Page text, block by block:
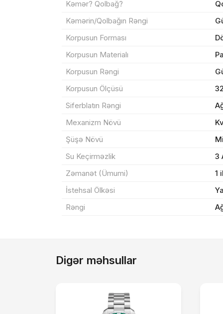
Kəmər? Qolbağ?
Kəmərin/Qolbağın Rəngi
Korpusun Forması
Korpusun Materialı
Korpusun Rəngi
Korpusun Ölçüsü
Siferblatın Rəngi
Mexanizm Növü
Şüşə Növü
Su Keçirməzlik
3
Zəmanət (Ümumi)
1 il
İstehsal Ölkəsi
Rəngi
Digər məhsullar